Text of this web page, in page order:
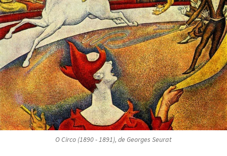
O Circo (1890 - 1891), de Georges Seurat